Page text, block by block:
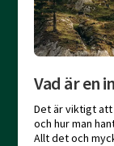
Vad är en
Det är viktigt
och hur man
Allt det och